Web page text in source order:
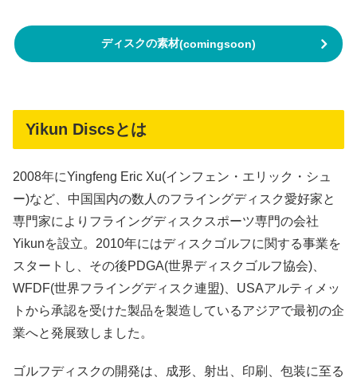
ディスクの素材(comingsoon)
Yikun Discsとは
2008年にYingfeng Eric Xu(インフェン・エリック・シュ
ー)など、中国国内の数人のフライングディスク愛好家と
専門家によりフライングディスクスポーツ専門の会社
Yikunを設立。2010年にはディスクゴルフに関する事業を
スタートし、その後PDGA(世界ディスクゴルフ協会)、
WFDF(世界フライングディスク連盟)、USAアルティメッ
トから承認を受けた製品を製造しているアジアで最初の企
業へと発展致しました。
ゴルフディスクの開発は、成形、射出、印刷、包装に至る